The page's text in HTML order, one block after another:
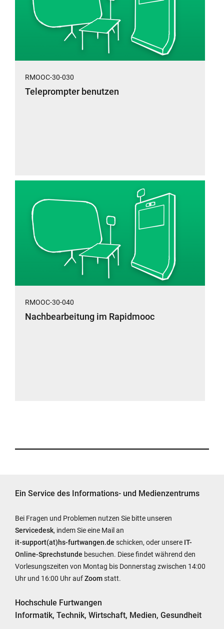
RMOOC-30-030
Teleprompter benutzen
RMOOC-30-040
Nachbearbeitung im Rapidmooc
Ein Service des Informations- und Medienzentrums
Bei Fragen und Problemen nutzen Sie bitte unseren
Servicedesk, indem Sie eine Mail an
it-support(at)hs-furtwangen.de schicken, oder unsere IT-
Online-Sprechstunde besuchen. Diese findet während den
Vorlesungszeiten von Montag bis Donnerstag zwischen 14:00
Uhr und 16:00 Uhr aufZoomstatt.
Hochschule Furtwangen
Informatik, Technik, Wirtschaft, Medien, Gesundheit